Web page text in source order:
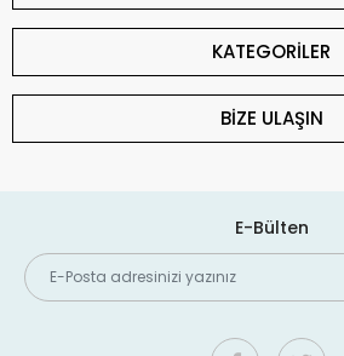
KATEGORİLER
BİZE ULAŞIN
E-Bülten